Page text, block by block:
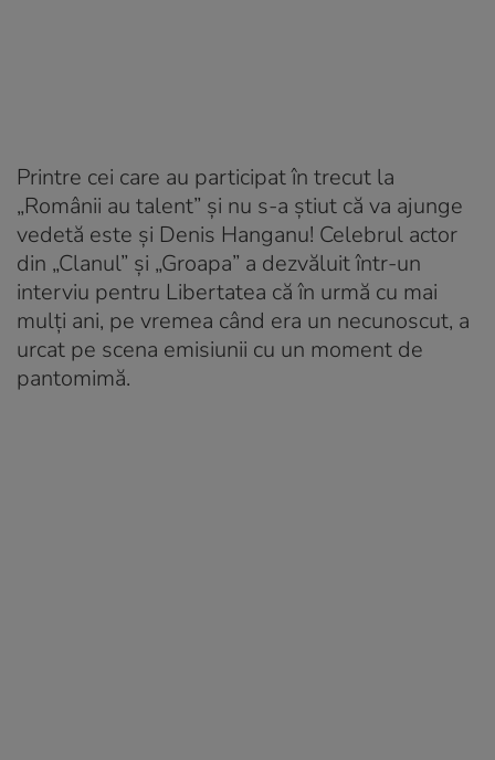
Printre cei care au participat în trecut la
„Românii au talent” și nu s-a știut că va ajunge
vedetă este și Denis Hanganu! Celebrul actor
din „Clanul” și „Groapa” a dezvăluit într-un
interviu pentru Libertatea că în urmă cu mai
mulți ani, pe vremea când era un necunoscut, a
urcat pe scena emisiunii cu un moment de
pantomimă.